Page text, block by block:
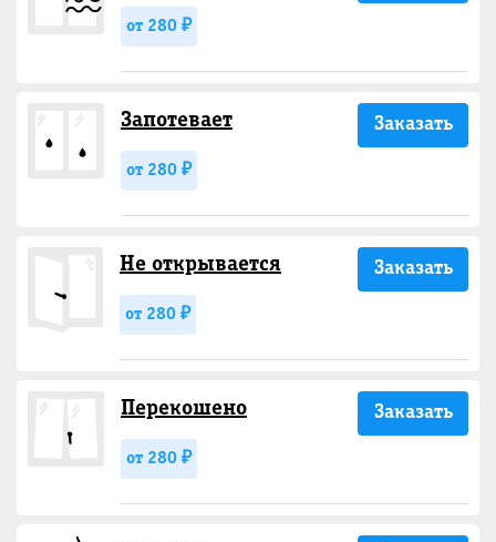
от 280 ₽
Запотевает
от 280 ₽
Заказать
Не открывается
от 280 ₽
Заказать
Перекошено
от 280 ₽
Заказать